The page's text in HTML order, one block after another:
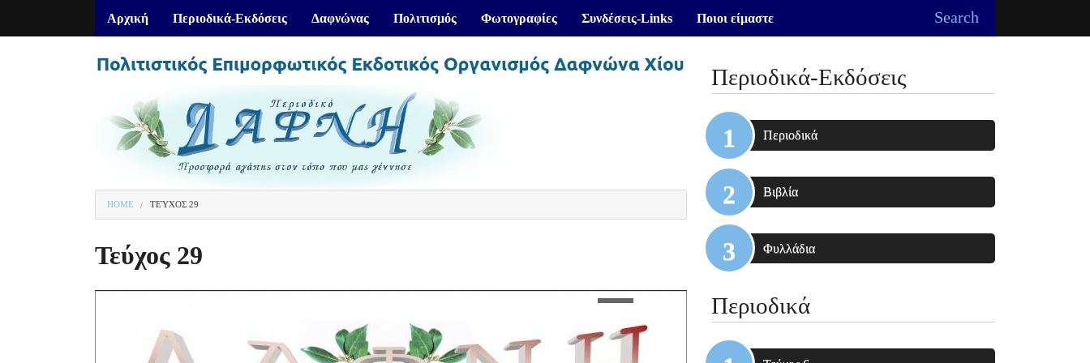
Search
Αρχική Περιοδικά-Εκδόσεις Δαφνώνας Πολιτισμός Φωτογραφίες Συνδέσεις-Links Ποιοι είμαστε
You are here
HOME ΤΕΎΧΟΣ 29
Τεύχος 29
Περιοδικά-Εκδόσεις
Περιοδικά
Βιβλία
Φυλλάδια
Περιοδικά